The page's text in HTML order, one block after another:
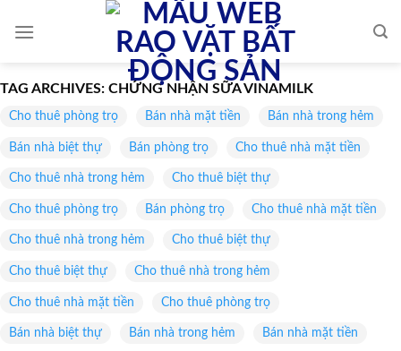
TAG ARCHIVES: CHỨNG NHẬN SỮA VINAMILK
Cho thuê phòng trọ Bán nhà mặt tiền Bán nhà trong hẻm
Bán nhà biệt thự Bán phòng trọ Cho thuê nhà mặt tiền
Cho thuê nhà trong hẻm Cho thuê biệt thự
Cho thuê phòng trọ Bán phòng trọ Cho thuê nhà mặt tiền
Cho thuê nhà trong hẻm Cho thuê biệt thự
Cho thuê biệt thự Cho thuê nhà trong hẻm
Cho thuê nhà mặt tiền Cho thuê phòng trọ
Bán nhà biệt thự Bán nhà trong hẻm Bán nhà mặt tiền